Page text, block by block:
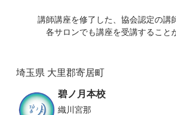
講師講座を修了した、協会認定の講
各サロンでも講座を受講すること
埼玉県 大里郡寄居町
碧ノ月本校
織川宮那